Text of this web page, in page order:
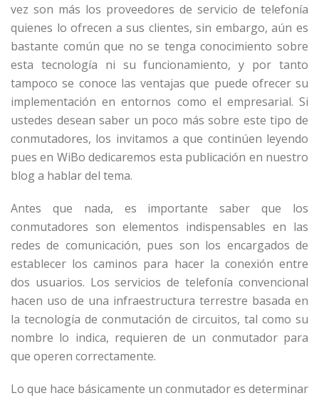
vez son más los proveedores de servicio de telefonía
quienes lo ofrecen a sus clientes, sin embargo, aún es
bastante común que no se tenga conocimiento sobre
esta tecnología ni su funcionamiento, y por tanto
tampoco se conoce las ventajas que puede ofrecer su
implementación en entornos como el empresarial. Si
ustedes desean saber un poco más sobre este tipo de
conmutadores, los invitamos a que continúen leyendo
pues en WiBo dedicaremos esta publicación en nuestro
blog a hablar del tema.
Antes que nada, es importante saber que los
conmutadores son elementos indispensables en las
redes de comunicación, pues son los encargados de
establecer los caminos para hacer la conexión entre
dos usuarios. Los servicios de telefonía convencional
hacen uso de una infraestructura terrestre basada en
la tecnología de conmutación de circuitos, tal como su
nombre lo indica, requieren de un conmutador para
que operen correctamente.
Lo que hace básicamente un conmutador es determinar